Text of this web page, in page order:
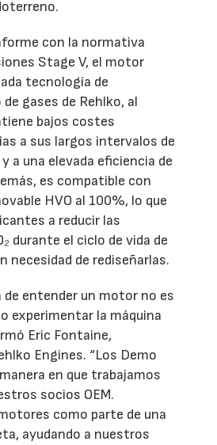
con la normativa
Stage V, el motor
tecnología de
gases de Rehlko, al
bajos costes
a sus largos intervalos de
a una elevada eficiencia de
es compatible con
HVO al 100%, lo que
a reducir las
durante el ciclo de vida de
necesidad de rediseñarlas.
de entender un motor no es
experimentar la máquina
Eric Fontaine,
Engines. “Los Demo
en que trabajamos
socios OEM.
como parte de una
ayudando a nuestros